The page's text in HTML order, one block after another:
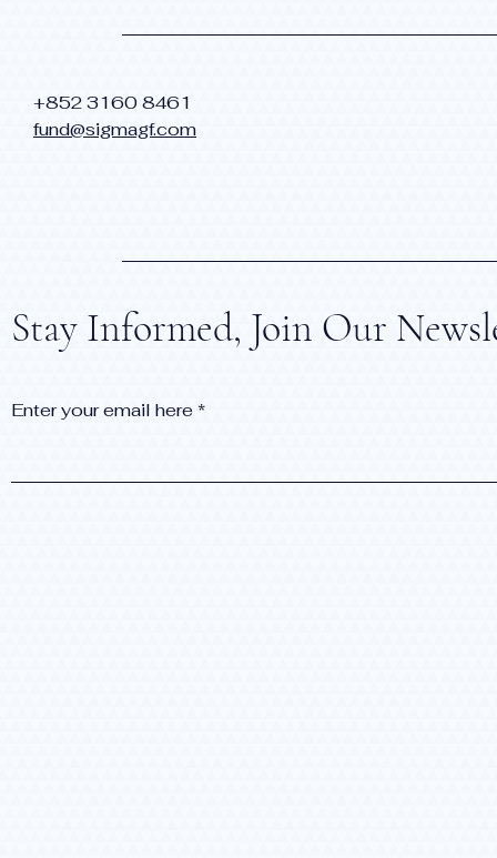
​+852 3160 8461
fund@sigmagf.com
Stay Informed, Join Our
Enter your email here